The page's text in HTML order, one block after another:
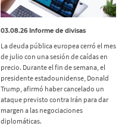
03.08.26 Informe de divisas
La deuda pública europea cerró el mes
de julio con una sesión de caídas en
precio. Durante el fin de semana, el
presidente estadounidense, Donald
Trump, afirmó haber cancelado un
ataque previsto contra Irán para dar
margen a las negociaciones
diplomáticas.